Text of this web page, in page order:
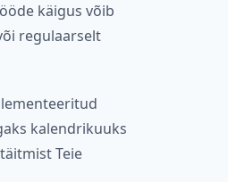
käigus võib
regulaarselt
kalendrikuuks
Teie